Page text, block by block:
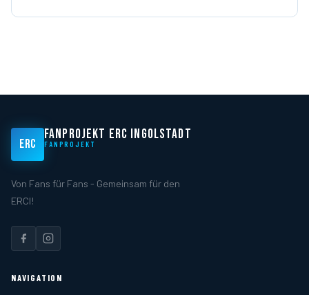
ERC
FANPROJEKT ERC INGOLSTADT
FANPROJEKT
Von Fans für Fans - Gemeinsam für den
ERCI!
NAVIGATION